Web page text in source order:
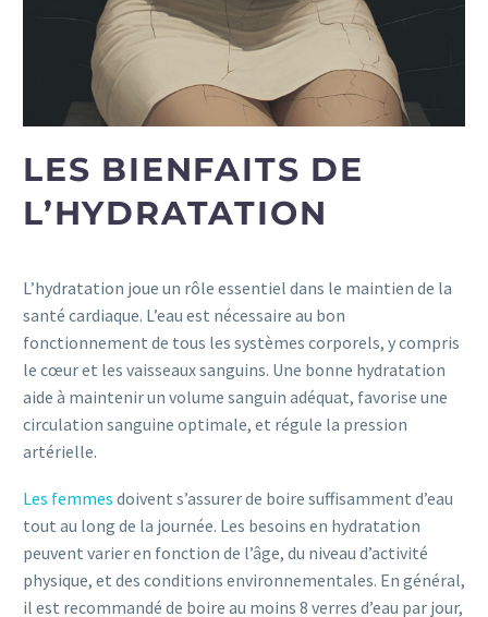
LES BIENFAITS DE
L’HYDRATATION
L’hydratation joue un rôle essentiel dans le maintien de la
santé cardiaque. L’eau est nécessaire au bon
fonctionnement de tous les systèmes corporels, y compris
le cœur et les vaisseaux sanguins. Une bonne hydratation
aide à maintenir un volume sanguin adéquat, favorise une
circulation sanguine optimale, et régule la pression
artérielle.
Les femmes doivent s’assurer de boire suffisamment d’eau
tout au long de la journée. Les besoins en hydratation
peuvent varier en fonction de l’âge, du niveau d’activité
physique, et des conditions environnementales. En général,
il est recommandé de boire au moins 8 verres d’eau par jour,